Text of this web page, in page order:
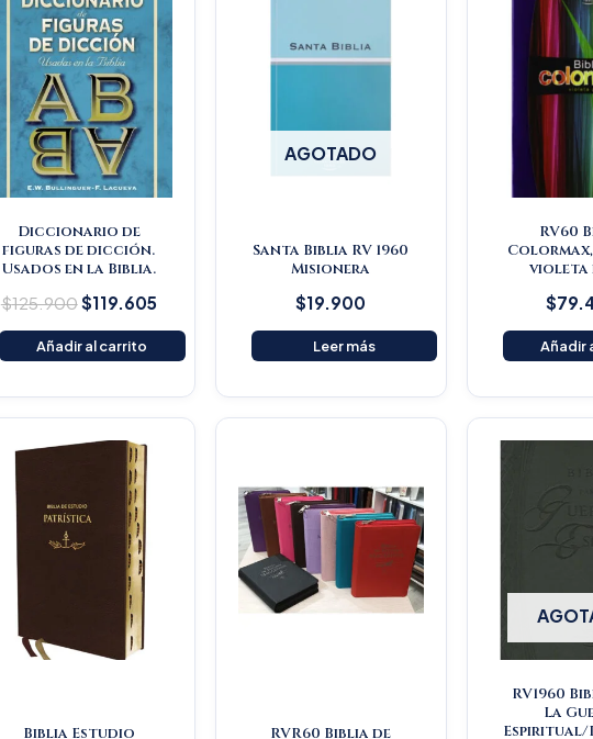
Diccionario de
figuras de dicción.
Usados en la Biblia.
$125.900
was:
$125.900.
$119.605
$119.605.
Añadir al carrito
AGOTADO
Santa Biblia RV 1960
Misionera
$19.900
Leer más
RV60
violeta
$
Añadir
Biblia Estudio
RVR60 Biblia de
RV1960
La
Espiritual/